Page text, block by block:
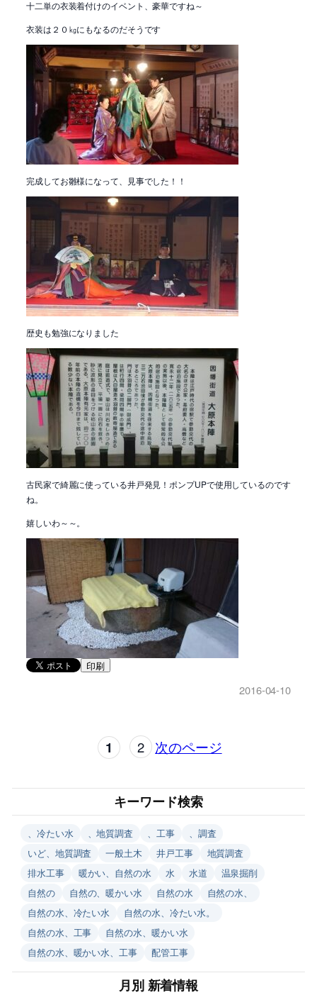
十二単の衣装着付けのイベント、豪華ですね～
衣装は２０㎏にもなるのだそうです
完成してお雛様になって、見事でした！！
歴史も勉強になりました
古民家で綺麗に使っている井戸発見！ポンプUPで使用しているのです
ね。
嬉しいわ～～。
印刷
2016-04-10
1 2 次のページ
キーワード検索
、冷たい水 、地質調査 、工事
、調査
いど、地質調査
一般土木 井戸工事
地質調査
排水工事
暖かい、自然の水 水 水道
温泉掘削
自然の
自然の、暖かい水 自然の水
自然の水、
自然の水、冷たい水
自然の水、冷たい水。
自然の水、工事
自然の水、暖かい水
自然の水、暖かい水、工事
配管工事
月別 新着情報